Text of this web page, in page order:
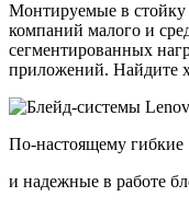
Монтируемые в стойку
компаний малого и
сегментированных
приложений. Найдите
По-настоящему гибкие
и надежные в работе